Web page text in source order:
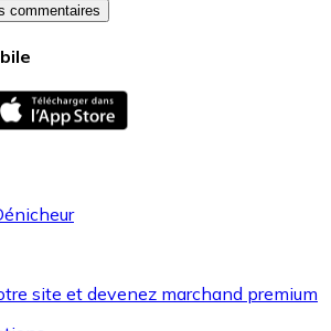
commentaires
site et devenez marchand premium